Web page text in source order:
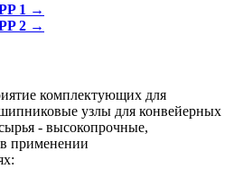
1 →
2 →
комплектующих для
узлы для конвейерных
- высокопрочные,
применении